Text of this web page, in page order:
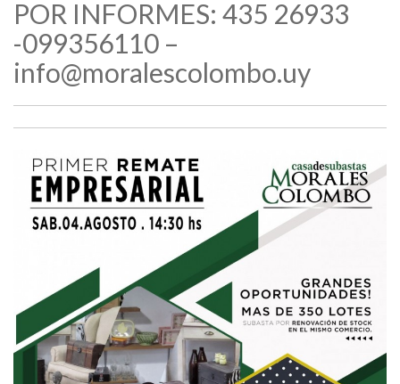
POR INFORMES: 435 26933
-099356110 –
info@moralescolombo.uy